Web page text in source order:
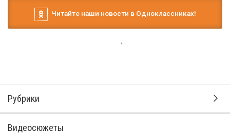
Читайте наши новости в Одноклассниках!
Рубрики
Видеосюжеты